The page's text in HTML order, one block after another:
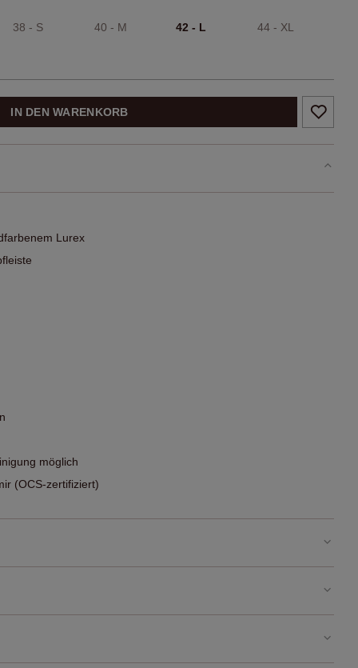
38 - S 40 - M 42 - L 44 - XL
IN DEN WARENKORB
Lurex
möglich
(OCS-zertifiziert)